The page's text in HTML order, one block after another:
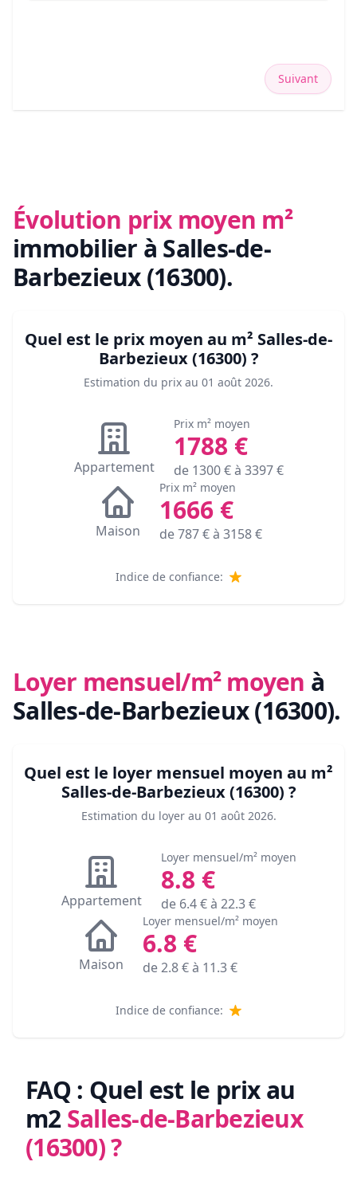
Suivant
Évolution prix moyen m²
immobilier à Salles-de-
Barbezieux (16300).
Quel est le prix moyen au m² Salles-de-
Barbezieux (16300) ?
Estimation du prix au 01 août 2026.
Appartement
Prix m² moyen
1788 €
de 1300€ à 3397€
Maison
Prix m² moyen
1666€
de787€ à 3158€
Indice de confiance:
Loyer mensuel/m² moyen à
Salles-de-Barbezieux (16300).
Quel est le loyer mensuel moyen au m²
Salles-de-Barbezieux (16300) ?
Estimation du loyer au 01 août 2026.
Appartement
Loyer mensuel/m² moyen
8.8 €
de 6.4€ à 22.3€
Maison
Loyer mensuel/m² moyen
6.8 €
de2.8€ à 11.3€
Indice de confiance:
FAQ : Quel est le prix au
m2Salles-de-Barbezieux
(16300)?